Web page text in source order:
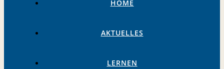
HOME
AKTUELLES
LERNEN